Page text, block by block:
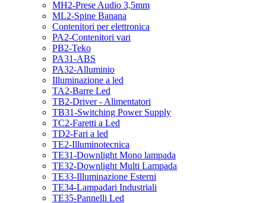
MH2-Prese Audio 3,5mm
ML2-Spine Banana
Contenitori per elettronica
PA2-Contenitori vari
PB2-Teko
PA31-ABS
PA32-Alluminio
Illuminazione a led
TA2-Barre Led
TB2-Driver - Alimentatori
TB31-Switching Power Supply
TC2-Faretti a Led
TD2-Fari a led
TE2-Illuminotecnica
TE31-Downlight Mono lampada
TE32-Downlight Multi Lampada
TE33-Illuminazione Esterni
TE34-Lampadari Industriali
TE35-Pannelli Led